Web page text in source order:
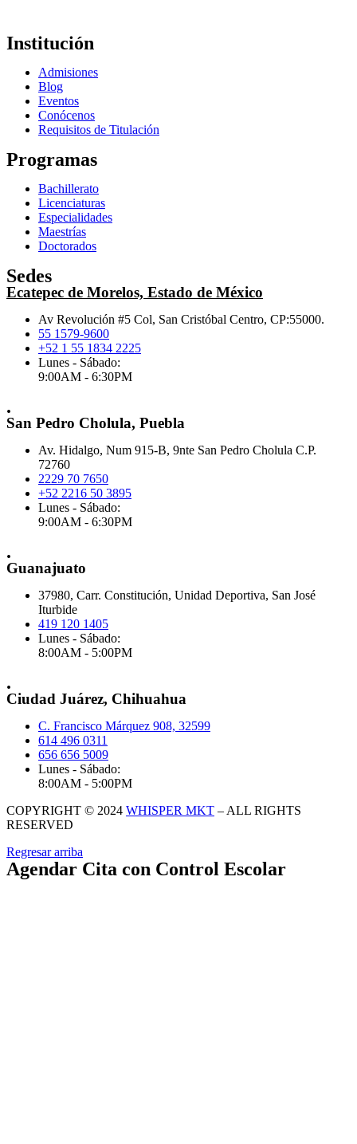
Institución
Admisiones
Blog
Eventos
Conócenos
Requisitos de Titulación
Programas
Bachillerato
Licenciaturas
Especialidades
Maestrías
Doctorados
Sedes
Ecatepec de Morelos, Estado de México
Av Revolución #5 Col, San Cristóbal Centro, CP:55000.
55 1579-9600
+52 1 55 1834 2225
Lunes - Sábado:
9:00AM - 6:30PM
.
San Pedro Cholula, Puebla
Av. Hidalgo, Num 915-B, 9nte San Pedro Cholula C.P.
72760
2229 70 7650
+52 2216 50 3895
Lunes - Sábado:
9:00AM - 6:30PM
.
Guanajuato
37980, Carr. Constitución, Unidad Deportiva, San José
Iturbide
419 120 1405
Lunes - Sábado:
8:00AM - 5:00PM
.
Ciudad Juárez, Chihuahua
C. Francisco Márquez 908, 32599
614 496 0311
656 656 5009
Lunes - Sábado:
8:00AM - 5:00PM
COPYRIGHT © 2024 WHISPER MKT – ALL RIGHTS
RESERVED
Regresar arriba
Agendar Cita con Control Escolar